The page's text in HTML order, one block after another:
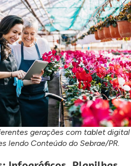
gerações com tablet digital
lendo Conteúdo do Sebrae/PR.